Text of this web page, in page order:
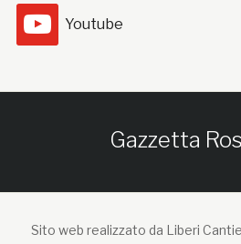
Youtube
Gazzetta
Sito web realizzato da Liberi